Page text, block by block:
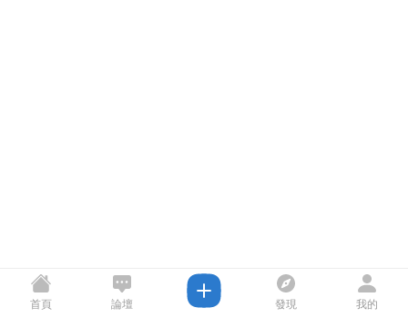
首頁 論壇 發現 我的